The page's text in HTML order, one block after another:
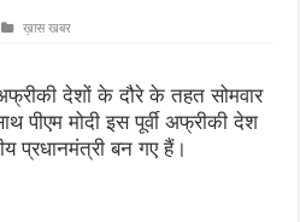
ख़ास खबर
देशों के दौरे के तहत सोमवार
पीएम मोदी इस पूर्वी अफ्रीकी देश
प्रधानमंत्री बन गए हैं।